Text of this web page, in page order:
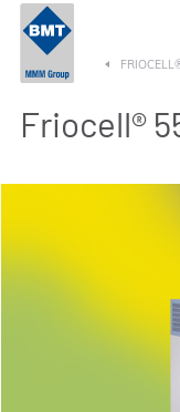
Friocell®